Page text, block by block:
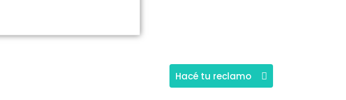
Hacé tu reclamo